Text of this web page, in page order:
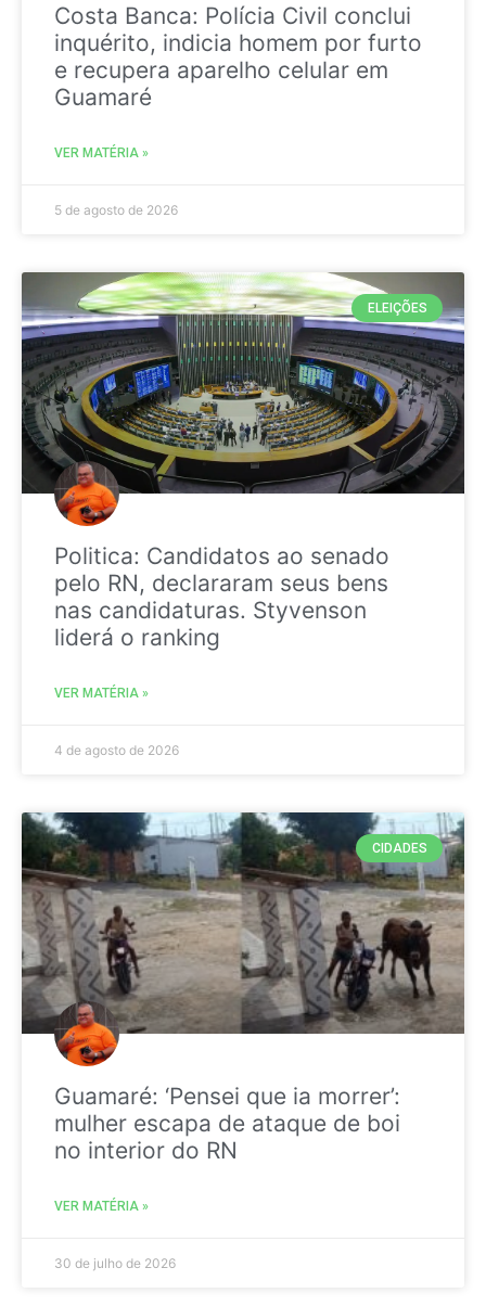
Costa Banca: Polícia Civil conclui
inquérito, indicia homem por furto
e recupera aparelho celular em
Guamaré
VER MATÉRIA »
5 de agosto de 2026
ELEIÇÕES
Politica: Candidatos ao senado
pelo RN, declararam seus bens
nas candidaturas. Styvenson
liderá o ranking
VER MATÉRIA »
4 de agosto de 2026
CIDADES
Guamaré: ‘Pensei que ia morrer’:
mulher escapa de ataque de boi
no interior do RN
VER MATÉRIA »
30 de julho de 2026